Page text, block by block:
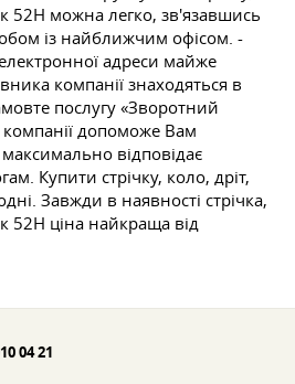
52Н можна легко, зв'язавшись
із найближчим офісом. -
адреси майже
компанії знаходяться в
послугу «Зворотний
допоможе Вам
відповідає
Купити стрічку, коло, дріт,
Завжди в наявності стрічка,
52Н ціна найкраща від
04 21